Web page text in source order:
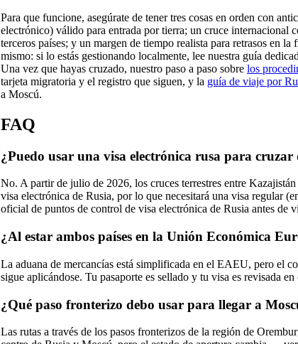
Para que funcione, asegúrate de tener tres cosas en orden con
electrónico) válido para entrada por tierra; un cruce internacional
terceros países; y un margen de tiempo realista para retrasos en
mismo: si lo estás gestionando localmente, lee nuestra guía
Una vez que hayas cruzado, nuestro paso a paso sobre los
tarjeta migratoria y el registro que siguen, y la guía de viaje por
a Moscú.
FAQ
¿Puedo usar una visa electrónica rusa para
No. A partir de julio de 2026, los cruces terrestres entre
visa electrónica de Rusia, por lo que necesitará una visa regular
oficial de puntos de control de visa electrónica de Rusia antes de
¿Al estar ambos países en la Unión Económica
La aduana de mercancías está simplificada en el EAEU, pero el
sigue aplicándose. Tu pasaporte es sellado y tu visa es revisada
¿Qué paso fronterizo debo usar para llegar a
Las rutas a través de los pasos fronterizos de la región de